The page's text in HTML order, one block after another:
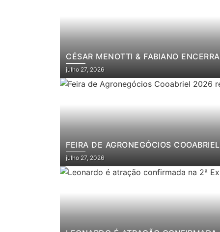
CÉSAR MENOTTI & FABIANO
julho 27, 2026
FEIRA DE AGRONEGÓCIOS
julho 27, 2026